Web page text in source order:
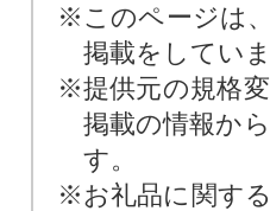
※このページは
掲載をしていま
※提供元の規格
掲載の情報か
す。
※お礼品に関す